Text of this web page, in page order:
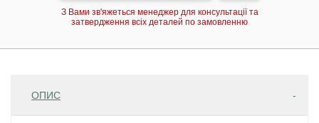
З Вами зв'яжеться менеджер для консультації та
затвердження всіх деталей по замовленню
ОПИС